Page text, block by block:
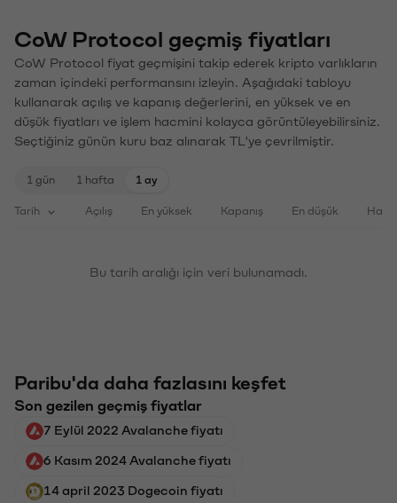
CoW Protocol geçmiş fiyatları
CoW Protocol fiyat geçmişini takip ederek kripto varlıkların
zaman içindeki performansını izleyin. Aşağıdaki tabloyu
kullanarak açılış ve kapanış değerlerini, en yüksek ve en
düşük fiyatları ve işlem hacmini kolayca görüntüleyebilirsiniz.
Seçtiğiniz günün kuru baz alınarak TL'ye çevrilmiştir.
1 gün 1 hafta 1 ay
Tarih Açılış En yüksek Kapanış En düşük
Bu tarih aralığı için veri bulunamadı.
Paribu'da daha fazlasını keşfet
Son gezilen geçmiş fiyatlar
7 Eylül 2022 Avalanche fiyatı
6 Kasım 2024 Avalanche fiyatı
14 april 2023 Dogecoin fiyatı